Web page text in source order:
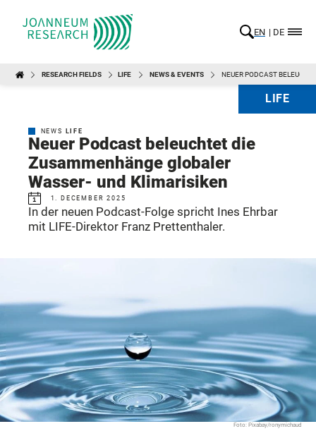
EN DE
RESEARCH FIELDS LIFE NEWS & EVENTS NEUER PODCAST
LIFE
NEWS LIFE
Neuer Podcast beleuchtet die
Zusammenhänge globaler
Wasser- und Klimarisiken
1. DECEMBER 2025
In der neuen Podcast-Folge spricht Ines Ehrbar
mit LIFE-Direktor Franz Prettenthaler.
Foto: Pixabay/ronymichaud